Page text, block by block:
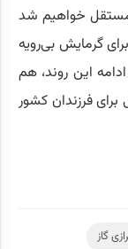
خواهیم شد
گرمایش بی‌رویه
این روند، هم
برای فرزندان کشور
گاز